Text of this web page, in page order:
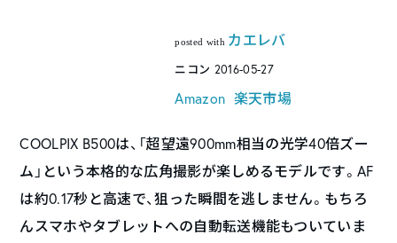
posted with カエレバ
ニコン 2016-05-27
Amazon 楽天市場
COOLPIX B500は、「超望遠900mm相当の光学40倍ズー
ム」という本格的な広角撮影が楽しめるモデルです。AF
は約0.17秒と高速で、狙った瞬間を逃しません。もちろ
んスマホやタブレットへの自動転送機能もついていま